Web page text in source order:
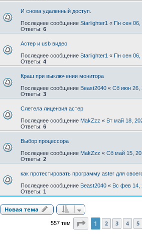
И снова удаленный доступ.
Последнее сообщение Starlighter1 « Пн сен 06,
Ответы: 6
Астер и usb видео
Последнее сообщение Starlighter1 « Пн сен 06,
Ответы: 4
Краш при выключении монитора
Последнее сообщение Beast2040 « Сб июн 26,
Ответы: 3
Слетела лицензия астер
Последнее сообщение MakZzz « Вт май 18,
Ответы: 6
Выбор процессора
Последнее сообщение MakZzz « Сб май 15,
Ответы: 2
как протестировать программу aster для
Последнее сообщение Beast2040 « Вс фев 14,
Ответы: 1
Новая тема
557 тем Страница1 из
1 2 3 4 5